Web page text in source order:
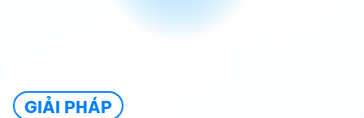
GIẢI PHÁP